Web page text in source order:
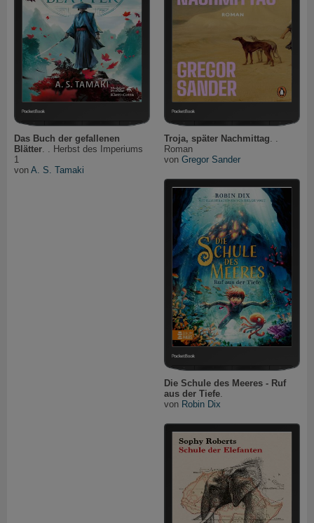
Das Buch der gefallenen
Blätter. . Herbst des Imperiums
1
von A. S. Tamaki
Troja, später Nachmittag. .
Roman
von Gregor Sander
Die Schule des Meeres - Ruf
aus der Tiefe.
von Robin Dix